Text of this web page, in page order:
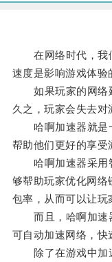
在网络时代，我
速度是影响游戏体验
如果玩家的网络
久之，玩家会失去对
哈啊加速器就是
帮助他们更好的享受
哈啊加速器采用
够帮助玩家优化网
包率，从而可以让玩
而且，哈啊加速器
可自动加速网络，快
除了在游戏中加速